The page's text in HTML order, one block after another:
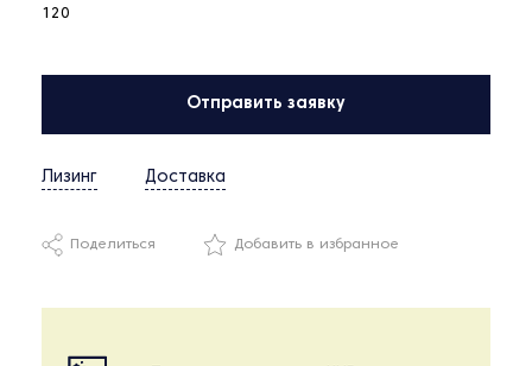
120
Отправить заявку
Лизинг Доставка
Поделиться Добавить в избранное